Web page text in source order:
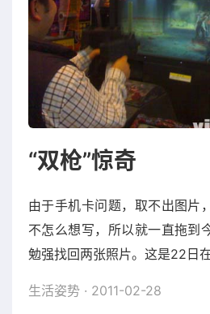
“双枪”惊奇
由于手机卡问题，取不出图片
不怎么想写，所以就一直拖到
勉强找回两张照片。这是22日
生活姿势 · 2011-02-28